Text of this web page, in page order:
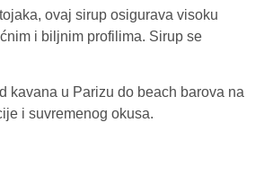
ovaj sirup osigurava visoku
i biljnim profilima. Sirup se
kavana u Parizu do beach barova na
i suvremenog okusa.